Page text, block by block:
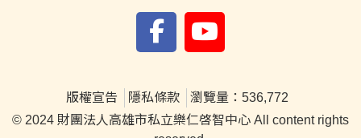
版權宣告 隱私條款
瀏覽量：536,772
© 2024 財團法人高雄市私立樂仁啓智中心 All content rights